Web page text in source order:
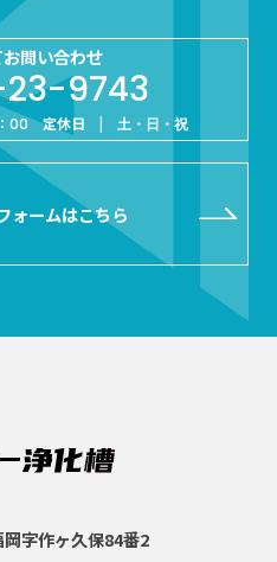
問い合わせ
9743
00定休日 | 土・日・祝
ォームはこちら
字作ヶ久保84番2